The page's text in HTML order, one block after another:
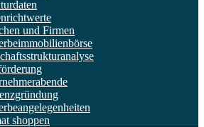
und Firmen
shoppen